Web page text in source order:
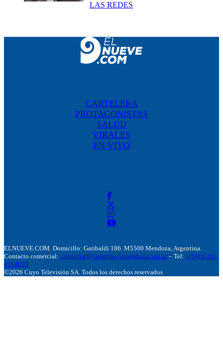
LAS REDES
CARTELERA
PROTAGONISTAS
SALUD
VIRALES
EN VIVO
ELNUEVE.COM. Domicillo: Garibaldi 186. M5500 Mendoza, Argentina.
Contacto comercial: comercial@canalnuevemendoza.com.ar – Tel: +(54) 9 261
4204020
©2026 Cuyo Televisión SA. Todos los derechos reservados